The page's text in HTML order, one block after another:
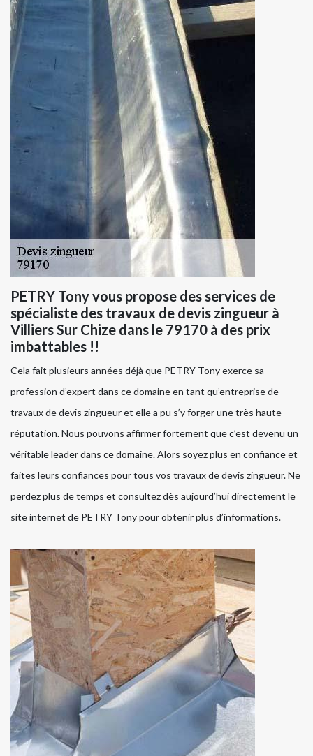
PETRY Tony vous propose des services de
spécialiste des travaux de devis zingueur à
Villiers Sur Chize dans le 79170 à des prix
imbattables !!
Cela fait plusieurs années déjà que PETRY Tony exerce sa
profession d’expert dans ce domaine en tant qu’entreprise de
travaux de devis zingueur et elle a pu s’y forger une très haute
réputation. Nous pouvons affirmer fortement que c’est devenu un
véritable leader dans ce domaine. Alors soyez plus en confiance et
faites leurs confiances pour tous vos travaux de devis zingueur. Ne
perdez plus de temps et consultez dès aujourd’hui directement le
site internet de PETRY Tony pour obtenir plus d’informations.